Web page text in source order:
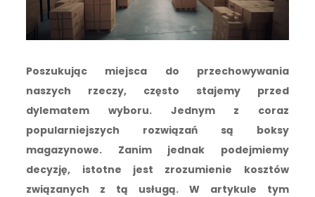
Poszukując miejsca do przechowywania
naszych rzeczy, często stajemy przed
dylematem wyboru. Jednym z coraz
popularniejszych rozwiązań są boksy
magazynowe. Zanim jednak podejmiemy
decyzję, istotne jest zrozumienie kosztów
związanych z tą usługą. W artykule tym